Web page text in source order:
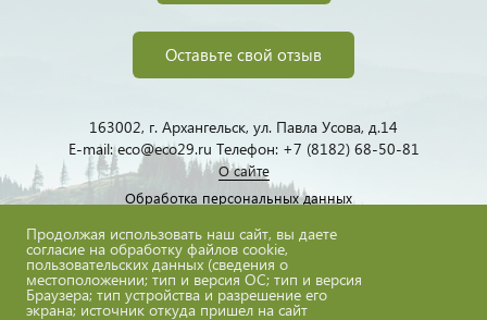
Оставьте свой отзыв
163002, г. Архангельск, ул. Павла Усова, д.14
E-mail: eco@eco29.ru Телефон: +7 (8182) 68-50-81
О сайте
Обработка персональных данных
Продолжая использовать наш сайт, вы даете
согласие на обработку файлов cookie,
пользовательских данных (сведения о
местоположении; тип и версия ОС; тип и версия
Браузера; тип устройства и разрешение его
экрана; источник откуда пришел на сайт